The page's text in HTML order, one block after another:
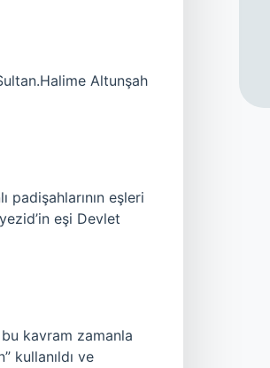
Altunşah
padişahlarının eşleri
eşi Devlet
bu kavram zamanla
kullanıldı ve